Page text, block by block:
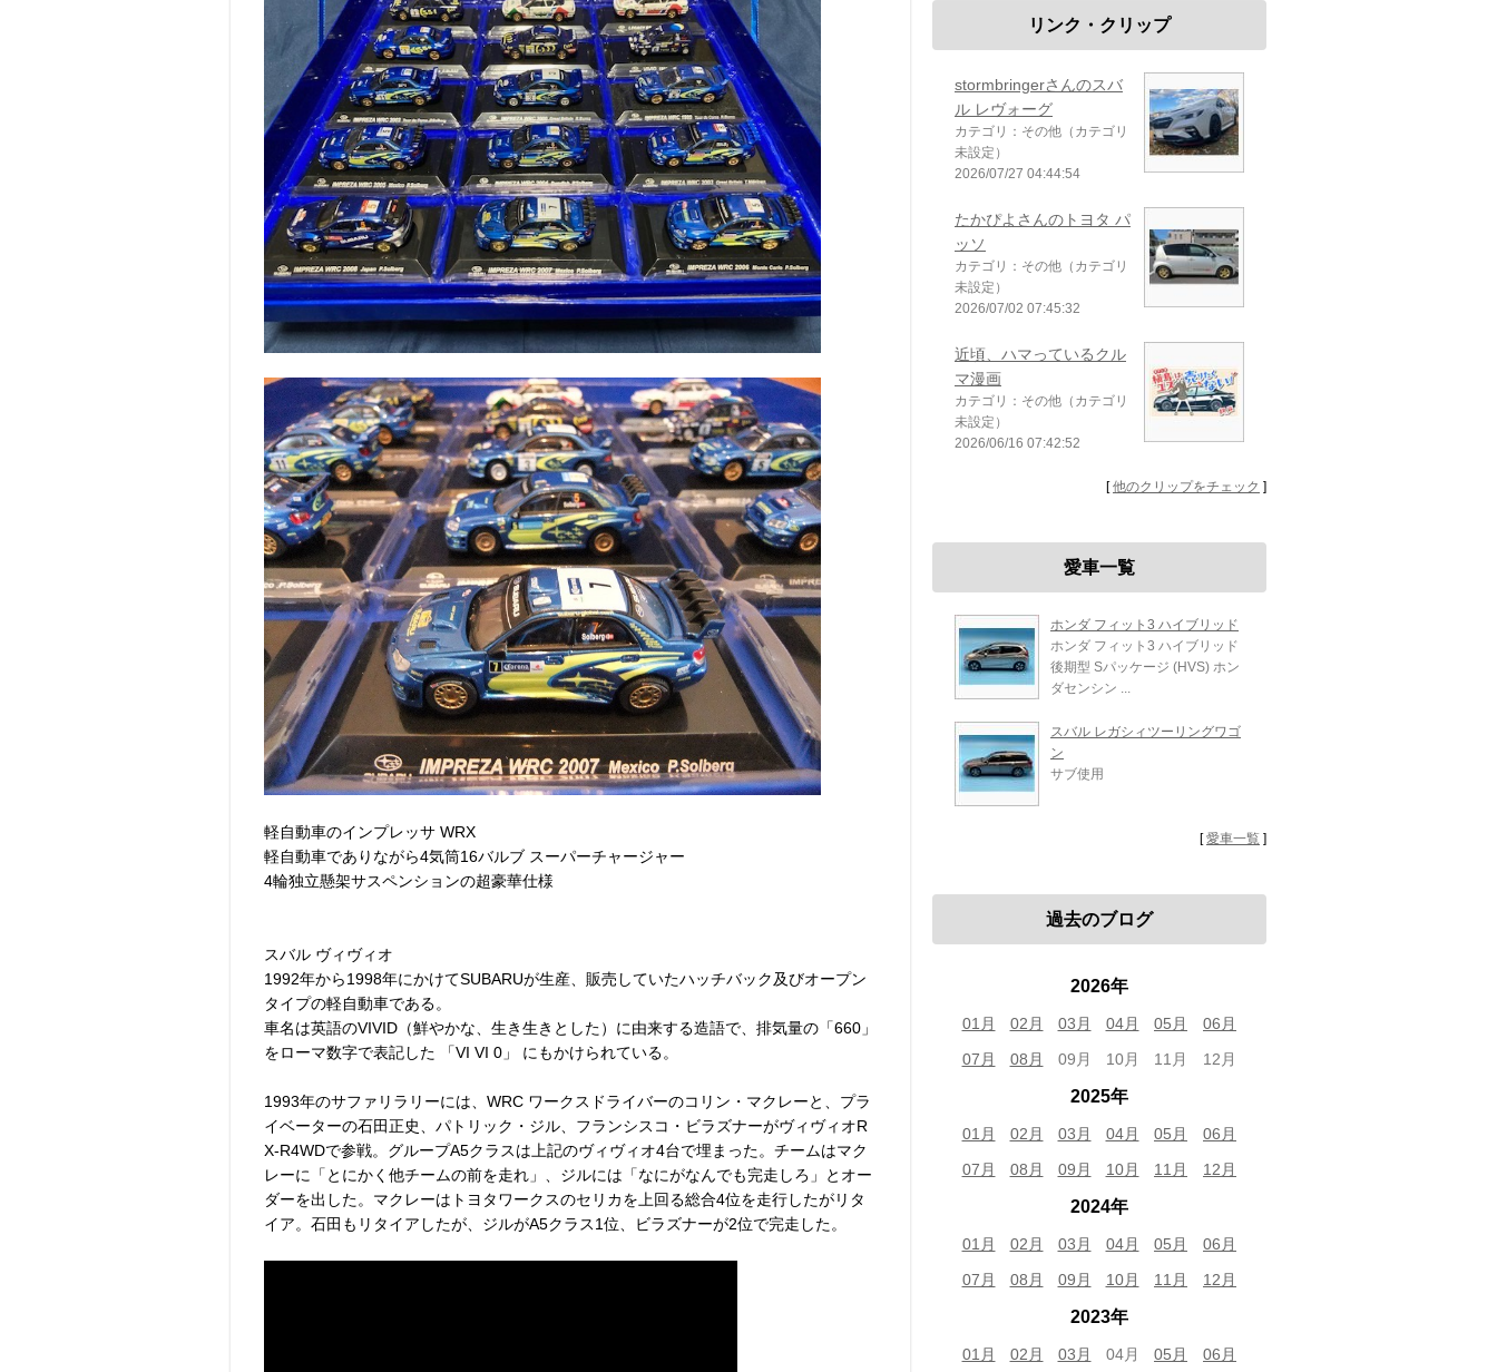
軽自動車のインプレッサ WRX
軽自動車でありながら4気筒16バルブ スーパーチャージャー
4輪独立懸架サスペンションの超豪華仕様
スバル ヴィヴィオ
1992年から1998年にかけてSUBARUが生産、販売していたハッチバック及びオープン
タイプの軽自動車である。
車名は英語のVIVID（鮮やかな、生き生きとした）に由来する造語で、排気量の「660」
をローマ数字で表記した 「VI VI 0」 にもかけられている。
1993年のサファリラリーには、WRC ワークスドライバーのコリン・マクレーと、プラ
イベーターの石田正史、パトリック・ジル、フランシスコ・ビラズナーがヴィヴィオR
X-R4WDで参戦。グループA5クラスは上記のヴィヴィオ4台で埋まった。チームはマク
レーに「とにかく他チームの前を走れ」、ジルには「なにがなんでも完走しろ」とオー
ダーを出した。マクレーはトヨタワークスのセリカを上回る総合4位を走行したがリタ
イア。石田もリタイアしたが、ジルがA5クラス1位、ビラズナーが2位で完走した。
リンク・クリップ
stormbringerさんのスバ
ル レヴォーグ
カテゴリ：その他（カテゴリ
未設定）
2026/07/27 04:44:54
たかぴよさんのトヨタ パ
ッソ
カテゴリ：その他（カテゴリ
未設定）
2026/07/02 07:45:32
近頃、ハマっているクル
マ漫画
カテゴリ：その他（カテゴリ
未設定）
2026/06/16 07:42:52
[他のクリップをチェック ]
愛車一覧
ホンダ フィット3 ハイブリッド
ホンダ フィット3 ハイブリッド
後期型 Sパッケージ (HVS) ホン
ダセンシン ...
スバル レガシィツーリングワゴ
ン
サブ使用
[愛車一覧 ]
過去のブログ
2026年
01月 02月 03月 04月 05月
06月
07月
08月 09月 10月 11月 12月
2025年
01月 02月 03月 04月 05月
06月
07月
08月 09月 10月 11月 12月
2024年
01月 02月 03月 04月 05月
06月
07月
08月 09月 10月 11月 12月
2023年
01月 02月 03月 04月 05月 06月